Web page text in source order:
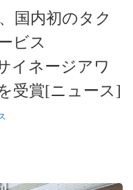
国内初のタク
ビス
イネージアワ
受賞[ニュース]